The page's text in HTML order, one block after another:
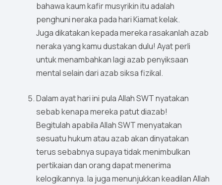
bahawa kaum kafir musyrikin itu adalah
penghuni neraka pada hari Kiamat kelak.
Juga dikatakan kepada mereka rasakanlah azab
neraka yang kamu dustakan dulu! Ayat perli
untuk menambahkan lagi azab penyiksaan
mental selain dari azab siksa fizikal.
Dalam ayat hari ini pula Allah SWT nyatakan
sebab kenapa mereka patut diazab!
Begitulah apabila Allah SWT menyatakan
sesuatu hukum atau azab akan dinyatakan
terus sebabnya supaya tidak menimbulkan
pertikaian dan orang dapat menerima
kelogikannya. Ia juga menunjukkan keadilan Allah